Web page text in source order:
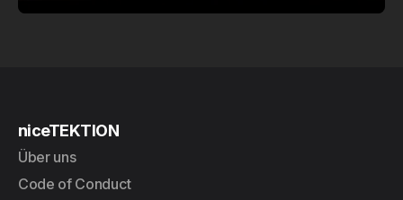
niceTEKTION
Über uns
Code of Conduct